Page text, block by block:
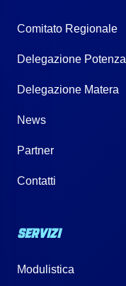
Comitato Regionale
Delegazione Potenza
Delegazione Matera
News
Partner
Contatti
SERVIZI
Modulistica